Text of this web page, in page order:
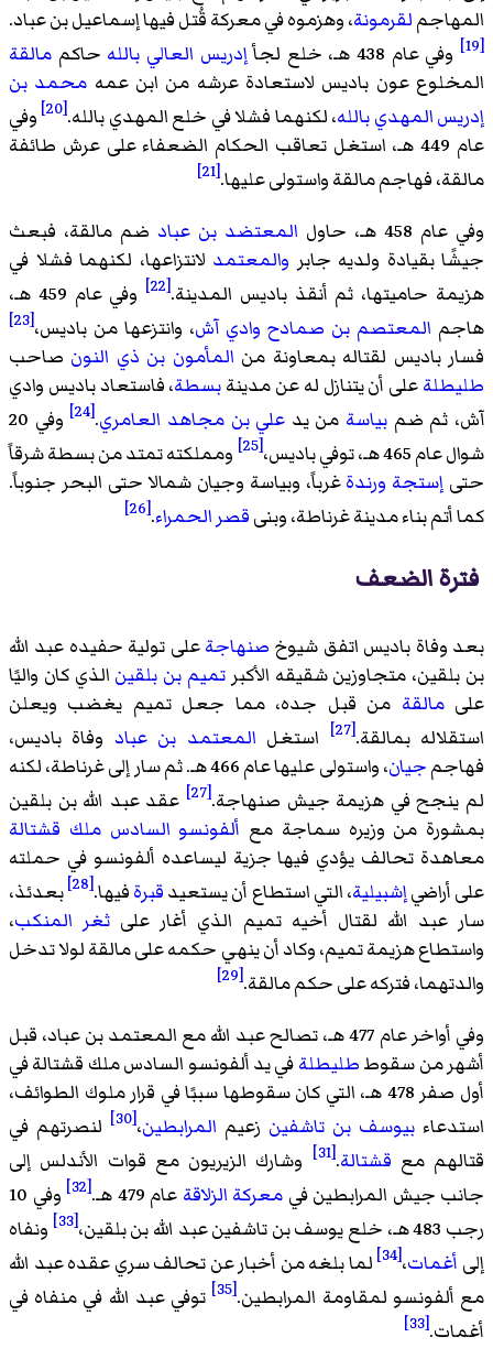
المهاجملقرمونة، وهزموه في معركة قُتل فيها إسماعيل بن عباد.
[19] وفي عام 438 هـ، خلع لجأ إدريس العالي بالله حاكم مالقة
المخلوع عون باديس لاستعادة عرشه من ابن عمه محمد بن
إدريس المهدي بالله، لكنهما فشلا في خلع المهدي بالله.[20]
وفي
عام 449 هـ، استغل تعاقب الحكام الضعفاء على عرش طائفة
مالقة، فهاجم مالقة واستولى عليها.[21]
وفي عام 458 هـ، حاول المعتضد بن عباد ضم مالقة، فبعث
جيشًا بقيادة ولديه جابر والمعتمد لانتزاعها، لكنهما فشلا في
هزيمة حاميتها، ثم أنقذ باديس المدينة.[22]
وفي عام 459 هـ،
هاجم المعتصم بن صمادح وادي آش، وانتزعها من باديس،[23]
فسار باديس لقتاله بمعاونة من المأمون بن ذي النون صاحب
طليطلةعلى أن يتنازل له عن مدينةبسطة، فاستعاد باديس وادي
آش، ثم ضم بياسة من يد علي بن مجاهد العامري.
[24]
وفي 20
شوال عام 465 هـ، توفي باديس،
[25]
ومملكته تمتد من بسطة شرقاً
حتى إستجة ورندةغرباً، وبياسة وجيان شمالا حتى البحر جنوباً.
كما أتم بناء مدينة غرناطة، وبنىقصر الحمراء.
[26]
فترة الضعف
بعد وفاة باديس اتفق شيوخ صنهاجةعلى تولية حفيده عبد الله
بن بلقين، متجاوزين شقيقه الأكبر تميم بن بلقين الذي كان واليًا
علىمالقة من قبل جده، مما جعل تميم يغضب ويعلن
استقلاله بمالقة.[27] استغل المعتمد بن عباد وفاة باديس،
فهاجمجيان
، واستولى عليها عام 466 هـ. ثم سار إلى غرناطة، لكنه
لم ينجح في هزيمة جيش صنهاجة.[27]
عقد عبد الله بن بلقين
بمشورة من وزيره سماجة مع ألفونسو السادس ملك قشتالة
معاهدة تحالف يؤدي فيها جزية ليساعده ألفونسو في حملته
على أراضيإشبيلية، التي استطاع أن يستعيدقبرةفيها.[28]
بعدئذ،
سار عبد الله لقتال أخيه تميم الذي أغار على ثغر المنكب،
واستطاع هزيمة تميم، وكاد أن ينهي حكمه على مالقة لولا تدخل
والدتهما، فتركه على حكم مالقة.[29]
وفي أواخر عام 477 هـ، تصالح عبد الله مع المعتمد بن عباد، قبل
أشهر من سقوططليطلةفي يد ألفونسو السادس ملك قشتالة في
أول صفر 478 هـ، التي كان سقوطها سببًا في قرار ملوك الطوائف،
استدعاء بيوسف بن تاشفين زعيم المرابطين،[30]
لنصرتهم في
قتالهم مع قشتالة.
[31]
وشارك الزيريون مع قوات الأندلس إلى
جانب جيش المرابطين في معركة الزلاقة عام 479 هـ. [32]
وفي 10
رجب 483 هـ، خلع يوسف بن تاشفين عبد الله بن بلقين،
[33]
ونفاه
إلى أغمات،[34]
لما بلغه من أخبار عن تحالف سري عقده عبد الله
مع ألفونسو لمقاومة المرابطين.[35]
توفي عبد الله في منفاه في
أغمات.[33]